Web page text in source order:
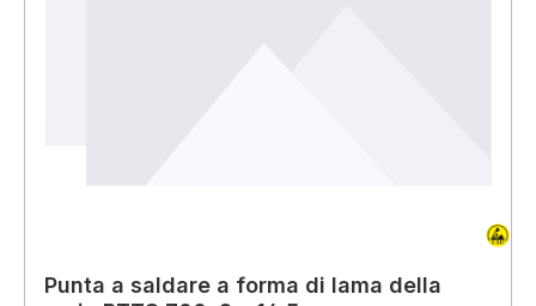
Punta a saldare a forma di lama della